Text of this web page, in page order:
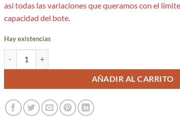
así todas las variaciones que queramos con el
capacidad del bote.
Hay existencias
AÑADIR AL CARRITO